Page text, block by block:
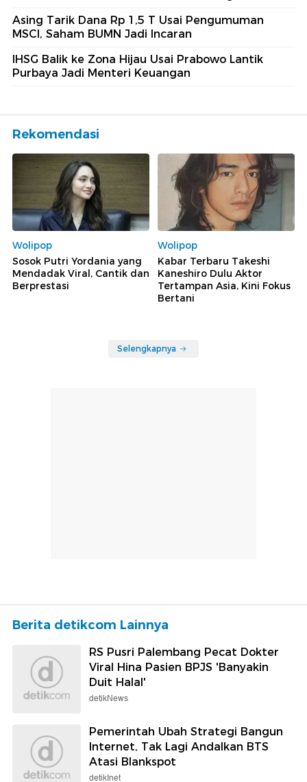
Asing Tarik Dana Rp 1,5 T Usai Pengumuman
MSCI, Saham BUMN Jadi Incaran
IHSG Balik ke Zona Hijau Usai Prabowo Lantik
Purbaya Jadi Menteri Keuangan
Rekomendasi
Wolipop
Sosok Putri Yordania yang
Mendadak Viral, Cantik dan
Berprestasi
Wolipop
Kabar Terbaru Takeshi
Kaneshiro Dulu Aktor
Tertampan Asia, Kini Fokus
Bertani
Selengkapnya
Berita detikcom Lainnya
RS Pusri Palembang Pecat Dokter
Viral Hina Pasien BPJS 'Banyakin
Duit Halal'
detikNews
Pemerintah Ubah Strategi Bangun
Internet, Tak Lagi Andalkan BTS
Atasi Blankspot
detikInet